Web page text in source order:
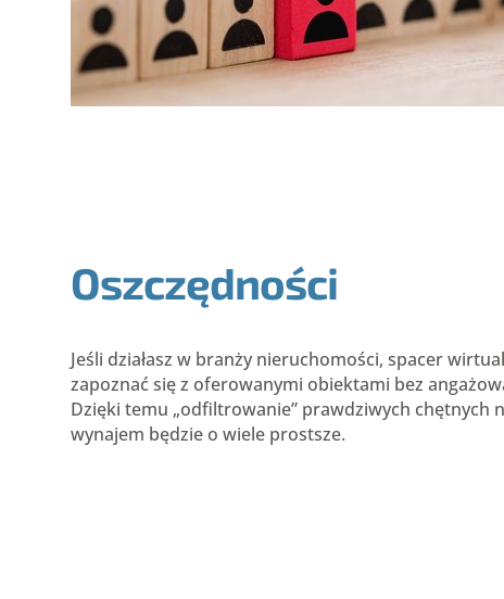
Oszczędności
Jeśli działasz w branży nieruchomości, spacer
zapoznać się z oferowanymi obiektami bez
Dzięki temu „odfiltrowanie” prawdziwych chętnych
wynajem będzie o wiele prostsze.